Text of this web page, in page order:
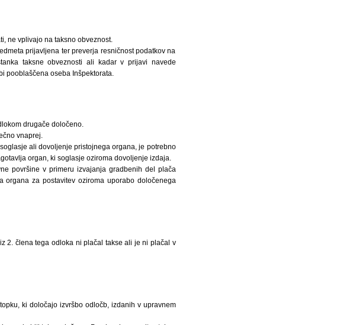
ne vplivajo na taksno obveznost.
prijavljena ter preverja resničnost podatkov na
taksne obveznosti ali kadar v prijavi navede
pooblaščena oseba Inšpektorata.
drugače določeno.
vnaprej.
ali dovoljenje pristojnega organa, je potrebno
organ, ki soglasje oziroma dovoljenje izdaja.
površine v primeru izvajanja gradbenih del plača
za postavitev oziroma uporabo določenega
2. člena tega odloka ni plačal takse ali je ni plačal v
ki določajo izvršbo odločb, izdanih v upravnem